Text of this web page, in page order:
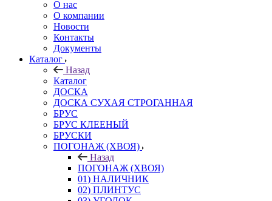
О нас
О компании
Новости
Контакты
Документы
Каталог
Назад
Каталог
ДОСКА
ДОСКА СУХАЯ СТРОГАННАЯ
БРУС
БРУС КЛЕЕНЫЙ
БРУСКИ
ПОГОНАЖ (ХВОЯ)
Назад
ПОГОНАЖ (ХВОЯ)
01) НАЛИЧНИК
02) ПЛИНТУС